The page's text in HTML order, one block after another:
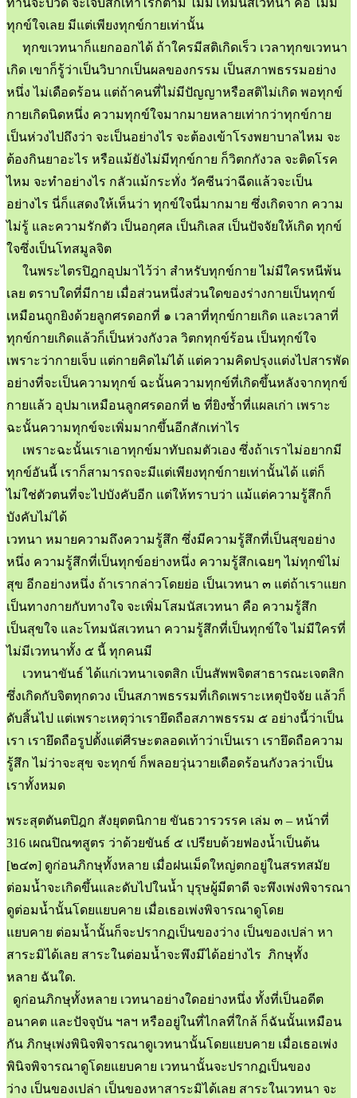
ทุกข์ใจเลย มีแต่เพียงทุกข์กายเท่านั้น
ทุกขเวทนาก็แยกออกได้ ถ้าใครมีสติเกิดเร็ว เวลาทุกขเวทนา
เกิด เขาก็รู้ว่าเป็นวิบากเป็นผลของกรรม เป็นสภาพธรรมอย่าง
หนึ่ง ไม่เดือดร้อน แต่ถ้าคนที่ไม่มีปัญญาหรือสติไม่เกิด พอทุกข์
กายเกิดนิดหนึ่ง ความทุกข์ใจมากมายหลายเท่ากว่าทุกข์กาย
เป็นห่วงไปถึงว่า จะเป็นอย่างไร จะต้องเข้าโรงพยาบาลไหม จะ
ต้องกินยาอะไร หรือแม้ยังไม่มีทุกข์กาย ก็วิตกกังวล จะติดโรค
ไหม จะทำอย่างไร กลัวแม้กระทั่ง วัคซีนว่าฉีดแล้วจะเป็น
อย่างไร นี่ก็แสดงให้เห็นว่า ทุกข์ใจนี่มากมาย ซึ่งเกิดจาก ความ
ไม่รู้ และความรักตัว เป็นอกุศล เป็นกิเลส เป็นปัจจัยให้เกิด ทุกข์
ใจซึ่งเป็นโทสมูลจิต
ในพระไตรปิฎกอุปมาไว้ว่า สำหรับทุกข์กาย ไม่มีใครหนีพ้น
เลย ตราบใดที่มีกาย เมื่อส่วนหนึ่งส่วนใดของร่างกายเป็นทุกข์
เหมือนถูกยิงด้วยลูกศรดอกที่ ๑ เวลาที่ทุกข์กายเกิด และเวลาที่
ทุกข์กายเกิดแล้วก็เป็นห่วงกังวล วิตกทุกข์ร้อน เป็นทุกข์ใจ
เพราะว่ากายเจ็บ แต่กายคิดไม่ได้ แต่ความคิดปรุงแต่งไปสารพัด
อย่างที่จะเป็นความทุกข์ ฉะนั้นความทุกข์ที่เกิดขึ้นหลังจากทุกข์
กายแล้ว อุปมาเหมือนลูกศรดอกที่ ๒ ที่ยิงซ้ำที่แผลเก่า เพราะ
ฉะนั้นความทุกข์จะเพิ่มมากขึ้นอีกสักเท่าไร
เพราะฉะนั้นเราเอาทุกข์มาทับถมตัวเอง ซึ่งถ้าเราไม่อยากมี
ทุกข์อันนี้ เราก็สามารถจะมีแต่เพียงทุกข์กายเท่านั้นได้ แต่ก็
ไม่ใช่ตัวตนที่จะไปบังคับอีก แต่ให้ทราบว่า แม้แต่ความรู้สึกก็
บังคับไม่ได้
เวทนา หมายความถึงความรู้สึก ซึ่งมีความรู้สึกที่เป็นสุขอย่าง
หนึ่ง ความรู้สึกที่เป็นทุกข์อย่างหนึ่ง ความรู้สึกเฉยๆ ไม่ทุกข์ไม่
สุข อีกอย่างหนึ่ง ถ้าเรากล่าวโดยย่อ เป็นเวทนา ๓ แต่ถ้าเราแยก
เป็นทางกายกับทางใจ จะเพิ่มโสมนัสเวทนา คือ ความรู้สึก
เป็นสุขใจ และโทมนัสเวทนา ความรู้สึกที่เป็นทุกข์ใจ ไม่มีใครที่
ไม่มีเวทนาทั้ง ๕ นี้ ทุกคนมี
เวทนาขันธ์ ได้แก่เวทนาเจตสิก เป็นสัพพจิตสาธารณะเจตสิก
ซึ่งเกิดกับจิตทุกดวง เป็นสภาพธรรมที่เกิดเพราะเหตุปัจจัย แล้วก็
ดับสิ้นไป แต่เพราะเหตุว่าเรายึดถือสภาพธรรม ๕ อย่างนี้ว่าเป็น
เรา เรายึดถือรูปตั้งแต่ศีรษะตลอดเท้าว่าเป็นเรา เรายึดถือความ
รู้สึก ไม่ว่าจะสุข จะทุกข์ ก็พลอยวุ่นวายเดือดร้อนกังวลว่าเป็น
เราทั้งหมด
พระสุตตันตปิฎก สังยุตตนิกาย ขันธวารวรรค เล่ม ๓ – หน้าที่
316 เผณปิณฑสูตร ว่าด้วยขันธ์ ๕ เปรียบด้วยฟองน้ำเป็นต้น
[๒๔๓] ดูก่อนภิกษุทั้งหลาย เมื่อฝนเม็ดใหญ่ตกอยู่ในสรทสมัย
ต่อมน้ำจะเกิดขึ้นและดับไปในน้ำ บุรุษผู้มีตาดี จะพึงเพ่งพิจารณา
ดูต่อมน้ำนั้นโดยแยบคาย เมื่อเธอเพ่งพิจารณาดูโดย
แยบคาย ต่อมน้ำนั้นก็จะปรากฏเป็นของว่าง เป็นของเปล่า หา
สาระมิได้เลย สาระในต่อมน้ำจะพึงมีได้อย่างไร ภิกษุทั้ง
หลาย ฉันใด.
ดูก่อนภิกษุทั้งหลาย เวทนาอย่างใดอย่างหนึ่ง ทั้งที่เป็นอดีต
อนาคต และปัจจุบัน ฯลฯ หรืออยู่ในที่ไกลที่ใกล้ ก็ฉันนั้นเหมือน
กัน ภิกษุเพ่งพินิจพิจารณาดูเวทนานั้นโดยแยบคาย เมื่อเธอเพ่ง
พินิจพิจารณาดูโดยแยบคาย เวทนานั้นจะปรากฏเป็นของ
ว่าง เป็นของเปล่า เป็นของหาสาระมิได้เลย สาระในเวทนา จะ